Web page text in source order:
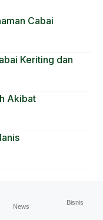
Cabai
Keriting dan
Akibat
News
Bisnis